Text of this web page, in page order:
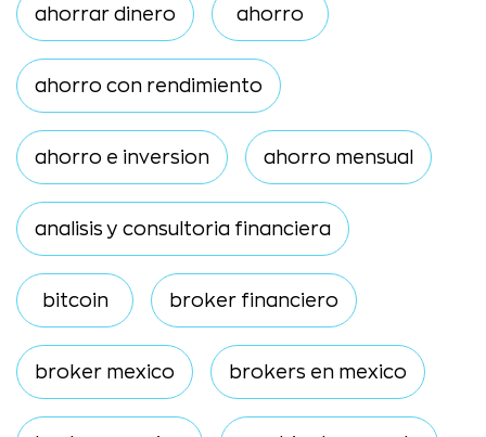
ahorrar dinero ahorro
ahorro con rendimiento
ahorro e inversion ahorro mensual
analisis y consultoria financiera
bitcoin broker financiero
broker mexico brokers en mexico